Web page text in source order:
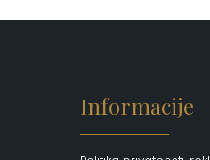
Informacije